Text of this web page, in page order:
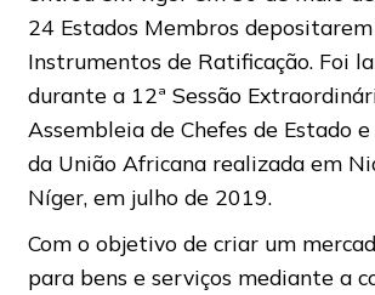
24 Estados Membros depositarem
Instrumentos de Ratificação. Foi
durante a 12ª Sessão
Assembleia de Chefes de Estado
da União Africana realizada em
Níger, em julho de 2019.
Com o objetivo de criar um
para bens e serviços mediante a